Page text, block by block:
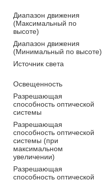
Диапазон движения
(Максимальный по
высоте)
Диапазон движения
(Минимальный по высоте)
Источник света
Освещенность
Разрешающая
способность оптической
системы
Разрешающая
способность оптической
системы (при
максимальном
увеличении)
Разрешающая
способность оптической